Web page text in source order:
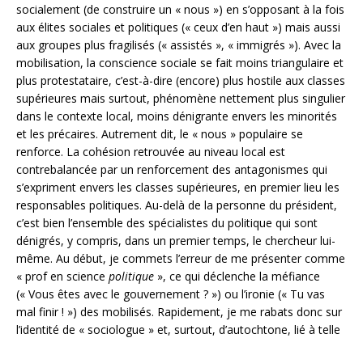
socialement (de construire un « nous ») en s’opposant à la fois
aux élites sociales et politiques (« ceux d’en haut ») mais aussi
aux groupes plus fragilisés (« assistés », « immigrés »). Avec la
mobilisation, la conscience sociale se fait moins triangulaire et
plus protestataire, c’est-à-dire (encore) plus hostile aux classes
supérieures mais surtout, phénomène nettement plus singulier
dans le contexte local, moins dénigrante envers les minorités
et les précaires. Autrement dit, le « nous » populaire se
renforce. La cohésion retrouvée au niveau local est
contrebalancée par un renforcement des antagonismes qui
s’expriment envers les classes supérieures, en premier lieu les
responsables politiques. Au-delà de la personne du président,
c’est bien l’ensemble des spécialistes du politique qui sont
dénigrés, y compris, dans un premier temps, le chercheur lui-
même. Au début, je commets l’erreur de me présenter comme
« prof en science politique », ce qui déclenche la méfiance
(« Vous êtes avec le gouvernement ? ») ou l’ironie (« Tu vas
mal finir ! ») des mobilisés. Rapidement, je me rabats donc sur
l’identité de « sociologue » et, surtout, d’autochtone, lié à telle